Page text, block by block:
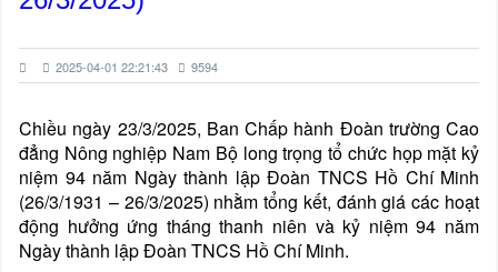
2025-04-01 22:21:43 9594
Chiều ngày 23/3/2025, Ban Chấp hành Đoàn trường Cao
đẳng Nông nghiệp Nam Bộ long trọng tổ chức họp mặt kỷ
niệm 94 năm Ngày thành lập Đoàn TNCS Hồ Chí Minh
(26/3/1931 – 26/3/2025) nhằm tổng kết, đánh giá các hoạt
động hưởng ứng tháng thanh niên và kỷ niệm 94 năm
Ngày thành lập Đoàn TNCS Hồ Chí Minh.